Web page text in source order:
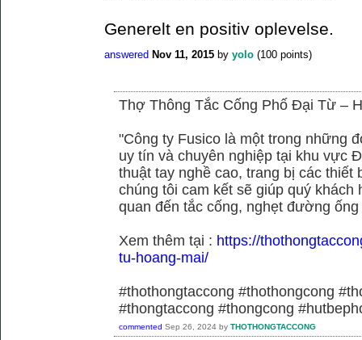
Generelt en positiv oplevelse.
answered Nov 11, 2015 by yolo (100 points)
Thợ Thông Tắc Cống Phố Đại Từ –
"Công ty Fusico là một trong những
uy tín và chuyên nghiệp tại khu vực
thuật tay nghề cao, trang bị các thiết
chúng tôi cam kết sẽ giúp quý
quan đến tắc cống, nghẹt đường
Xem thêm tại : https://
tu-hoang-mai/
#thothongtaccong #thothongcong
#thongtaccong #thongcong
commented Sep 26, 2024 by THOTHONGTACCONG